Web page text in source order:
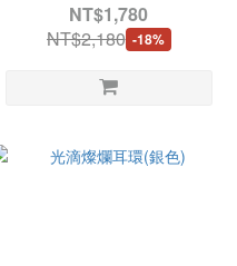
NT$1,780
NT$2,180 -18%